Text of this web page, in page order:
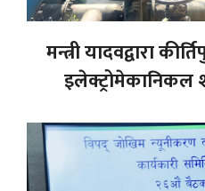
मन्त्री यादवद्वारा